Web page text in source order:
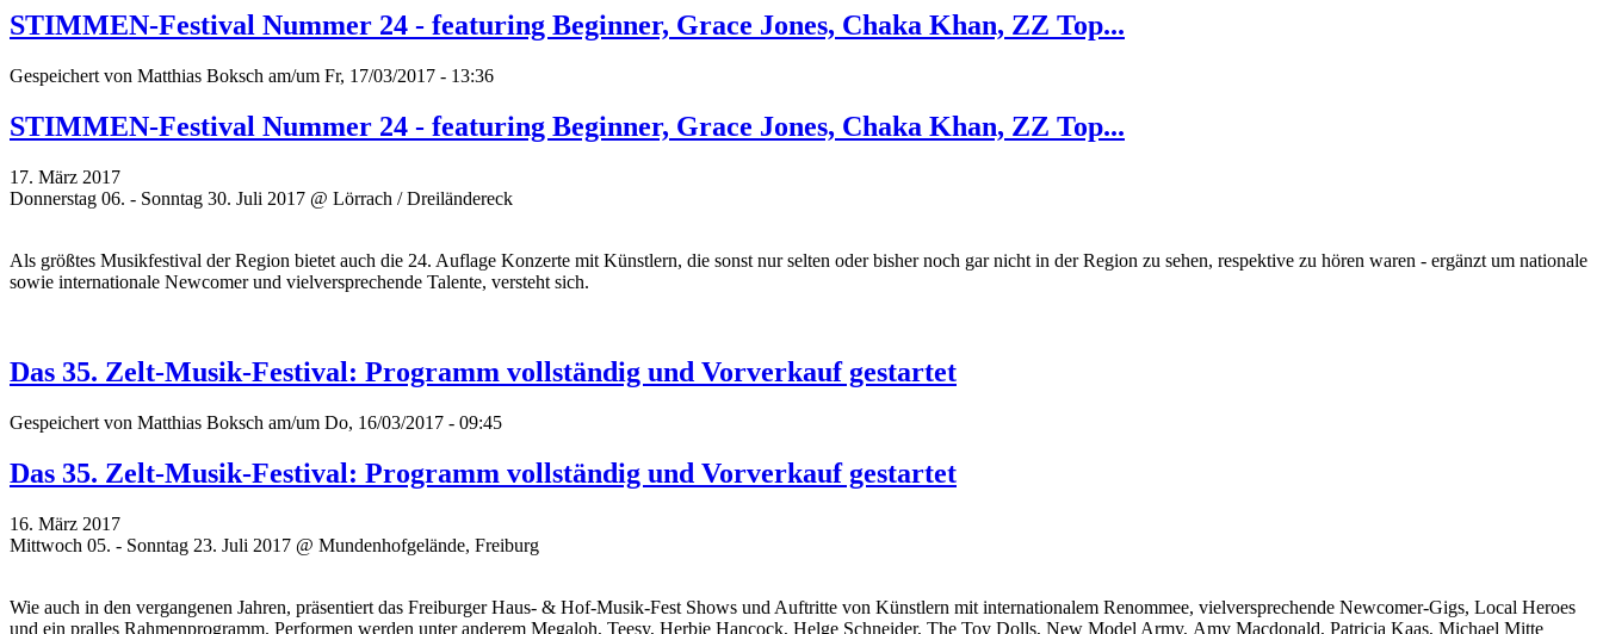
STIMMEN-Festival Nummer 24 - featuring Beginner, Grace Jones, Chaka Khan, ZZ Top...
Gespeichert von Matthias Boksch am/um Fr, 17/03/2017 - 13:36
STIMMEN-Festival Nummer 24 - featuring Beginner, Grace Jones, Chaka Khan, ZZ Top...
17. März 2017
Donnerstag 06. - Sonntag 30. Juli 2017 @ Lörrach / Dreiländereck
Als größtes Musikfestival der Region bietet auch die 24. Auflage Konzerte mit Künstlern, die sonst nur selten oder bisher noch gar nicht in der Region zu sehen, respektive zu hören waren - ergänzt um nationale
sowie internationale Newcomer und vielversprechende Talente, versteht sich.
Das 35. Zelt-Musik-Festival: Programm vollständig und Vorverkauf gestartet
Gespeichert von Matthias Boksch am/um Do, 16/03/2017 - 09:45
Das 35. Zelt-Musik-Festival: Programm vollständig und Vorverkauf gestartet
16. März 2017
Mittwoch 05. - Sonntag 23. Juli 2017 @ Mundenhofgelände, Freiburg
Wie auch in den vergangenen Jahren, präsentiert das Freiburger Haus- & Hof-Musik-Fest Shows und Auftritte von Künstlern mit internationalem Renommee, vielversprechende Newcomer-Gigs, Local Heroes
und ein pralles Rahmenprogramm. Performen werden unter anderem Megaloh, Teesy, Herbie Hancock, Helge Schneider, The Toy Dolls, New Model Army, Amy Macdonald, Patricia Kaas, Michael Mitte